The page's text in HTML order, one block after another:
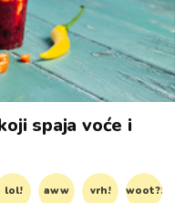
spaja voće i
lol! aww vrh! woot?!